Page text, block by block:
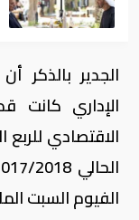
الجدير بالذكر
الإداري كانت
الاقتصادي
الفيوم السبت